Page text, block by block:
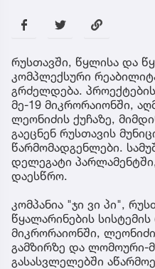
რუსთავში, წყლისა და
კომპლექსური
გრძელდება.
მე-19 მიკრორაიონში,
ლეონიძის ქუჩაზე,
გაეცნენ რუსთავის
წარმომადგენლები.
დელეგატი
დაესწრო.
კომპანია "ჯი ვი პი",
წყალარინების
მიკრორაიონში,
გამზირზე და ლომოური-
გასასვლელებში